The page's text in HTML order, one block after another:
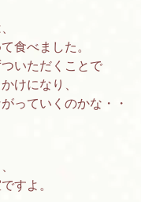
食べました。
いただくことで
けになり、
っていくのかな・・
すよ。